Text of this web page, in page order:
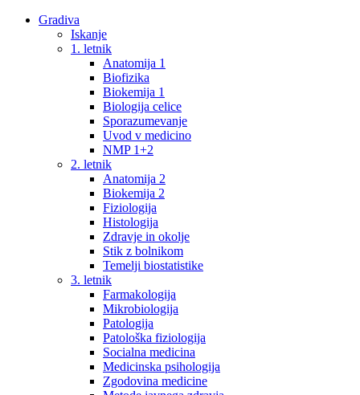
Gradiva
Iskanje
1. letnik
Anatomija 1
Biofizika
Biokemija 1
Biologija celice
Sporazumevanje
Uvod v medicino
NMP 1+2
2. letnik
Anatomija 2
Biokemija 2
Fiziologija
Histologija
Zdravje in okolje
Stik z bolnikom
Temelji biostatistike
3. letnik
Farmakologija
Mikrobiologija
Patologija
Patološka fiziologija
Socialna medicina
Medicinska psihologija
Zgodovina medicine